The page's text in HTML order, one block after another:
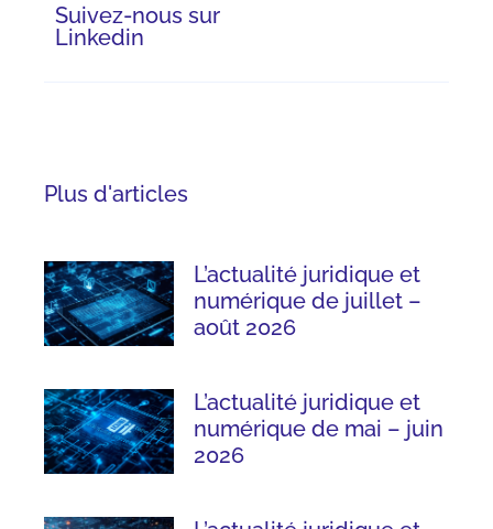
Suivez-nous sur
Linkedin
Plus d'articles
L’actualité juridique et
numérique de juillet –
août 2026
L’actualité juridique et
numérique de mai – juin
2026